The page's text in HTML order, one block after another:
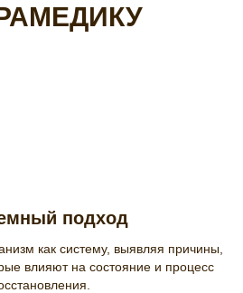
подход
как систему, выявляя причины,
влияют на состояние и процесс